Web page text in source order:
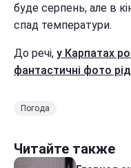
буде серпень, але в
спад температури.
До речі, у Карпатах
фантастичні фото
Погода
Читайте также